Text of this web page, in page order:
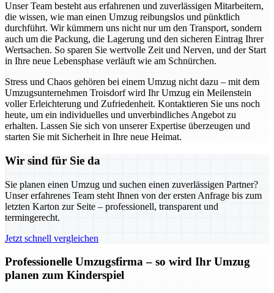
Unser Team besteht aus erfahrenen und zuverlässigen Mitarbeitern,
die wissen, wie man einen Umzug reibungslos und pünktlich
durchführt. Wir kümmern uns nicht nur um den Transport, sondern
auch um die Packung, die Lagerung und den sicheren Eintrag Ihrer
Wertsachen. So sparen Sie wertvolle Zeit und Nerven, und der Start
in Ihre neue Lebensphase verläuft wie am Schnürchen.
Stress und Chaos gehören bei einem Umzug nicht dazu – mit dem
Umzugsunternehmen Troisdorf wird Ihr Umzug ein Meilenstein
voller Erleichterung und Zufriedenheit. Kontaktieren Sie uns noch
heute, um ein individuelles und unverbindliches Angebot zu
erhalten. Lassen Sie sich von unserer Expertise überzeugen und
starten Sie mit Sicherheit in Ihre neue Heimat.
Wir sind für Sie da
Sie planen einen Umzug und suchen einen zuverlässigen Partner?
Unser erfahrenes Team steht Ihnen von der ersten Anfrage bis zum
letzten Karton zur Seite – professionell, transparent und
termingerecht.
Jetzt schnell vergleichen
Professionelle Umzugsfirma – so wird Ihr Umzug
planen zum Kinderspiel